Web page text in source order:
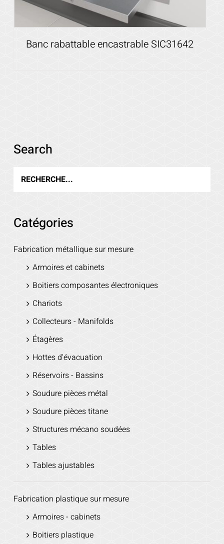
Banc rabattable encastrable SIC31642
Search
Catégories
Fabrication métallique sur mesure
Armoires et cabinets
Boitiers composantes électroniques
Chariots
Collecteurs - Manifolds
Étagères
Hottes d'évacuation
Réservoirs - Bassins
Soudure pièces métal
Soudure pièces titane
Structures mécano soudées
Tables
Tables ajustables
Fabrication plastique sur mesure
Armoires - cabinets
Boitiers plastique